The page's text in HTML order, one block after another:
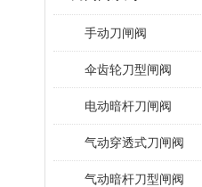
手动刀闸阀
伞齿轮刀型闸阀
电动暗杆刀闸阀
气动穿透式刀闸阀
气动暗杆刀型闸阀